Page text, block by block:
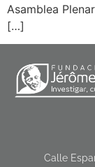
Asamblea
[…]
Calle